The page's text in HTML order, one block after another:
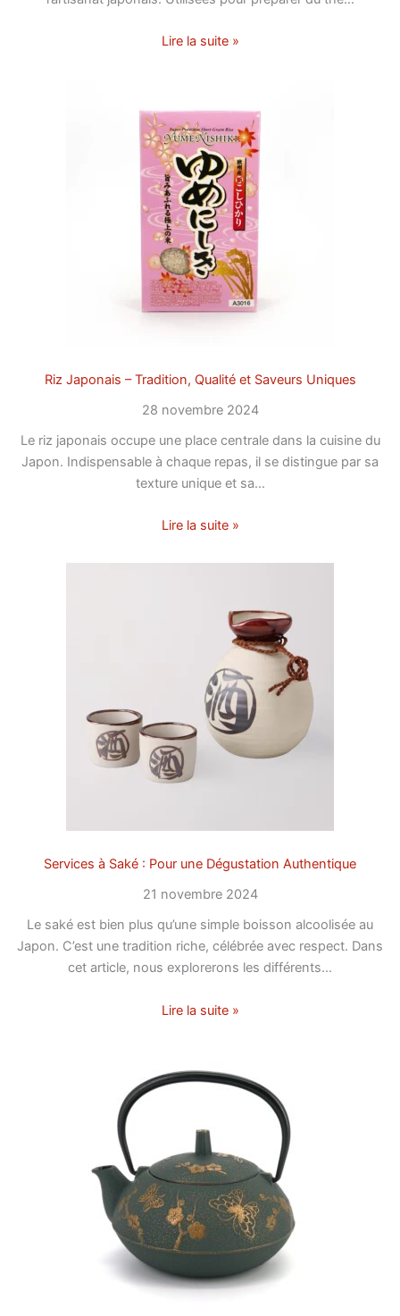
Lire la suite »
Riz Japonais – Tradition, Qualité et Saveurs Uniques
28 novembre 2024
Le riz japonais occupe une place centrale dans la cuisine du
Japon. Indispensable à chaque repas, il se distingue par sa
texture unique et sa…
Lire la suite »
Services à Saké : Pour une Dégustation Authentique
21 novembre 2024
Le saké est bien plus qu’une simple boisson alcoolisée au
Japon. C’est une tradition riche, célébrée avec respect. Dans
cet article, nous explorerons les différents…
Lire la suite »